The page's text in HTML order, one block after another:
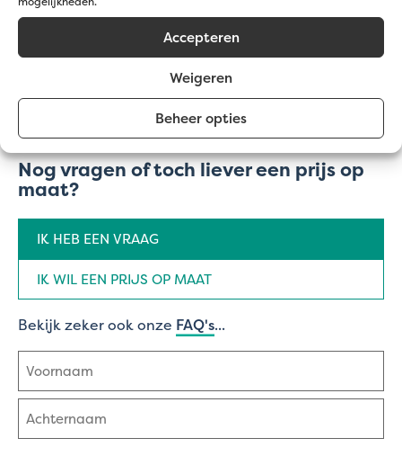
Accepteren
Weigeren
Beheer opties
Nog vragen of toch liever een prijs op
maat?
type
(Vereist)
IK HEB EEN VRAAG
IK WIL EEN PRIJS OP MAAT
Bekijk zeker ook onze FAQ's...
Naam
(Vereist)
Voornaam